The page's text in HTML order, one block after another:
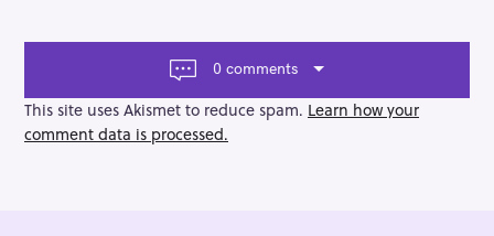
a
g
a
t
0 comments
This site uses Akismet to reduce spam. Learn how your
comment data is processed.